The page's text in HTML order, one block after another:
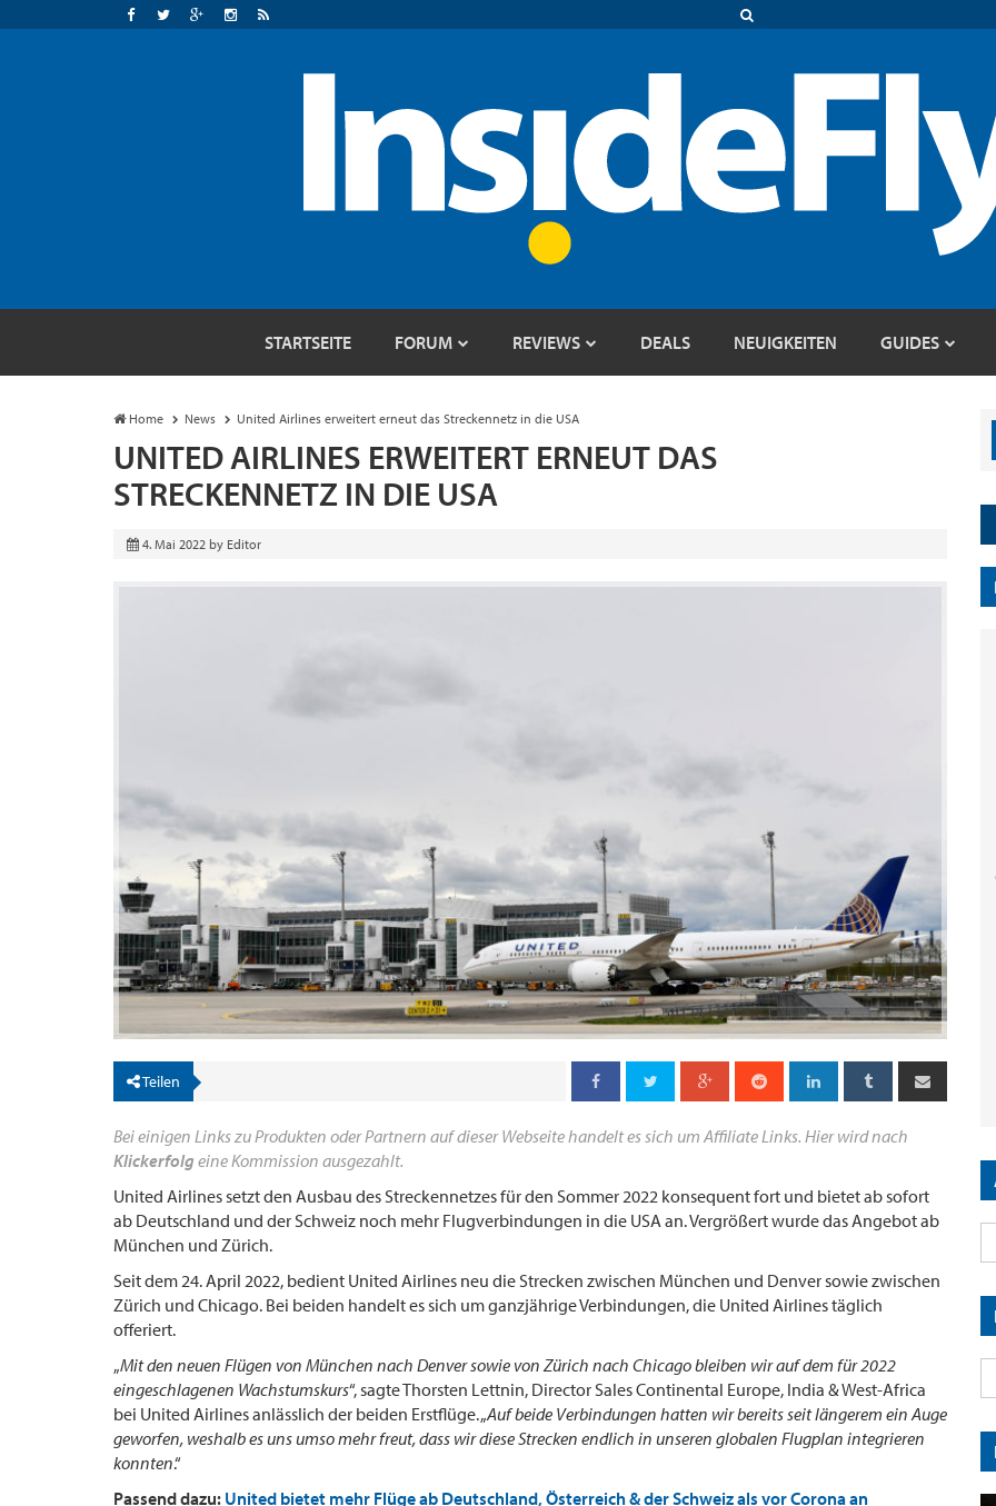
STARTSEITE FORUM REVIEWS DEALS NEUIGKEITEN GUIDES
Home News United Airlines erweitert erneut das Streckennetz in die USA
UNITED AIRLINES ERWEITERT ERNEUT DAS
STRECKENNETZ IN DIE USA
4. Mai 2022 by Editor
Teilen
Bei einigen Links zu Produkten oder Partnern auf dieser Webseite handelt es sich um Affiliate Links. Hier wird nach
Klickerfolg eine Kommission ausgezahlt.
United Airlines setzt den Ausbau des Streckennetzes für den Sommer 2022 konsequent fort und bietet ab sofort
ab Deutschland und der Schweiz noch mehr Flugverbindungen in die USA an. Vergrößert wurde das Angebot ab
München und Zürich.
Seit dem 24. April 2022, bedient United Airlines neu die Strecken zwischen München und Denver sowie zwischen
Zürich und Chicago. Bei beiden handelt es sich um ganzjährige Verbindungen, die United Airlines täglich
offeriert.
„Mit den neuen Flügen von München nach Denver sowie von Zürich nach Chicago bleiben wir auf dem für 2022
eingeschlagenen Wachstumskurs“, sagte Thorsten Lettnin, Director Sales Continental Europe, India & West-Africa
bei United Airlines anlässlich der beiden Erstflüge. „Auf beide Verbindungen hatten wir bereits seit längerem ein Auge
geworfen, weshalb es uns umso mehr freut, dass wir diese Strecken endlich in unseren globalen Flugplan integrieren
konnten.“
Passend dazu: United bietet mehr Flüge ab Deutschland, Österreich & der Schweiz als vor Corona an